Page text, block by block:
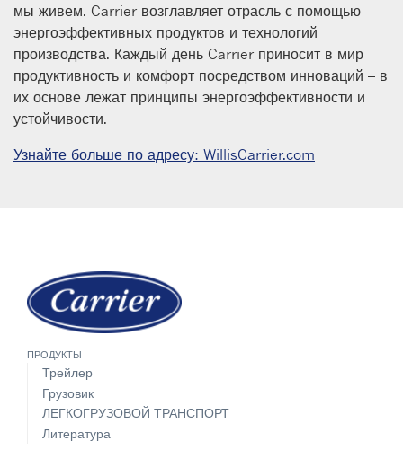
мы живем. Carrier возглавляет отрасль с помощью
энергоэффективных продуктов и технологий
производства. Каждый день Carrier приносит в мир
продуктивность и комфорт посредством инноваций – в
их основе лежат принципы энергоэффективности и
устойчивости.
Узнайте больше по адресу: WillisCarrier.com
ПРОДУКТЫ
Трейлер
Грузовик
ЛЕГКОГРУЗОВОЙ ТРАНСПОРТ
Литература